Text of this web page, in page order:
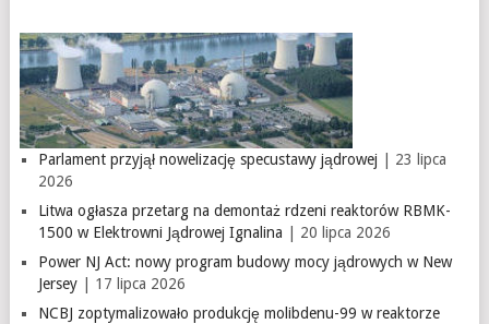
Parlament przyjął nowelizację specustawy jądrowej | 23 lipca
2026
Litwa ogłasza przetarg na demontaż rdzeni reaktorów RBMK-
1500 w Elektrowni Jądrowej Ignalina | 20 lipca 2026
Power NJ Act: nowy program budowy mocy jądrowych w New
Jersey| 17 lipca 2026
NCBJ zoptymalizowało produkcję molibdenu-99 w reaktorze